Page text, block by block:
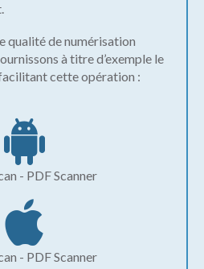
qualité de numérisation
à titre d’exemple le
cette opération :
- PDF Scanner
- PDF Scanner